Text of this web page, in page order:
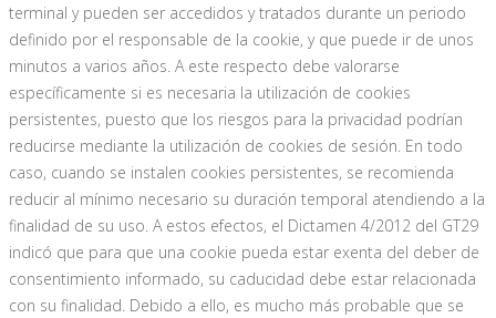
terminal y pueden ser accedidos y tratados durante un periodo
definido por el responsable de la cookie, y que puede ir de unos
minutos a varios años. A este respecto debe valorarse
específicamente si es necesaria la utilización de cookies
persistentes, puesto que los riesgos para la privacidad podrían
reducirse mediante la utilización de cookies de sesión. En todo
caso, cuando se instalen cookies persistentes, se recomienda
reducir al mínimo necesario su duración temporal atendiendo a la
finalidad de su uso. A estos efectos, el Dictamen 4/2012 del GT29
indicó que para que una cookie pueda estar exenta del deber de
consentimiento informado, su caducidad debe estar relacionada
con su finalidad. Debido a ello, es mucho más probable que se